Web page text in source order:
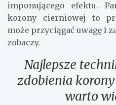
imponującego efektu.
korony cierniowej to
może przyciągać uwagę i
zobaczy.
Najlepsze
zdobienia
warto